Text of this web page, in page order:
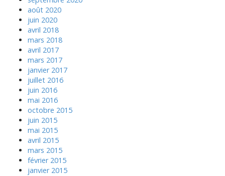
août 2020
juin 2020
avril 2018
mars 2018
avril 2017
mars 2017
janvier 2017
juillet 2016
juin 2016
mai 2016
octobre 2015
juin 2015
mai 2015
avril 2015
mars 2015
février 2015
janvier 2015